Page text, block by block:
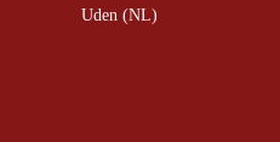
Uden (NL)